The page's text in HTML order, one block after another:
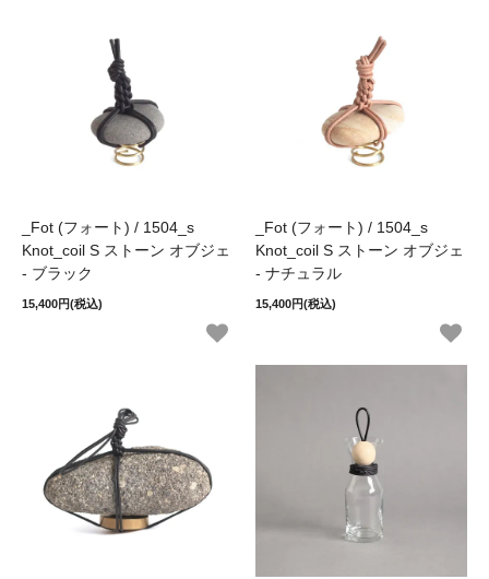
_Fot (フォート) / 1504_s
Knot_coil S ストーン オブジェ
- ブラック
15,400円(税込)
_Fot (フォート) / 1504_s
Knot_coil S ストーン オブジェ
- ナチュラル
15,400円(税込)